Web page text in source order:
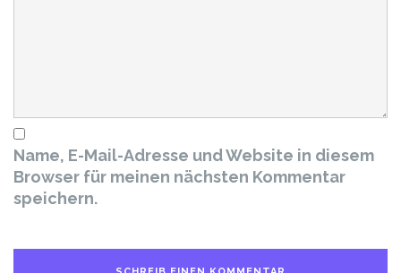
Name, E-Mail-Adresse und Website in diesem
Browser für meinen nächsten Kommentar
speichern.